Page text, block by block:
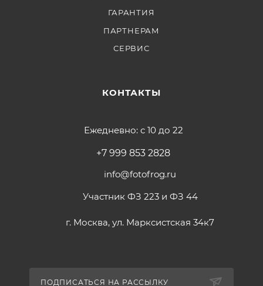
ГАРАНТИЯ
ПАРТНЕРАМ
СЕРВИС
КОНТАКТЫ
Ежедневно: с 10 до 22
+7 999 853 2828
info@fotofrog.ru
Участник ФЗ 223 и ФЗ 44
г. Москва, ул. Марксистская 34к7
ПОДПИСАТЬСЯ НА РАССЫЛКУ